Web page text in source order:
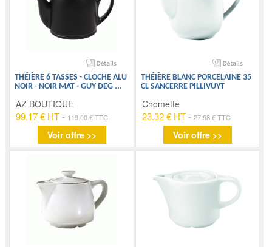
THÉIÈRE 6 TASSES - CLOCHE ALU
NOIR - NOIR MAT - GUY DEG ...
AZ BOUTIQUE
99.17 € HT - 119.00 € TTC
Voir offre >>
THÉIÈRE BLANC PORCELAINE 35
CL SANCERRE PILLIVUYT
Chomette
23.32 € HT- 27.98 € TTC
Voir offre >>